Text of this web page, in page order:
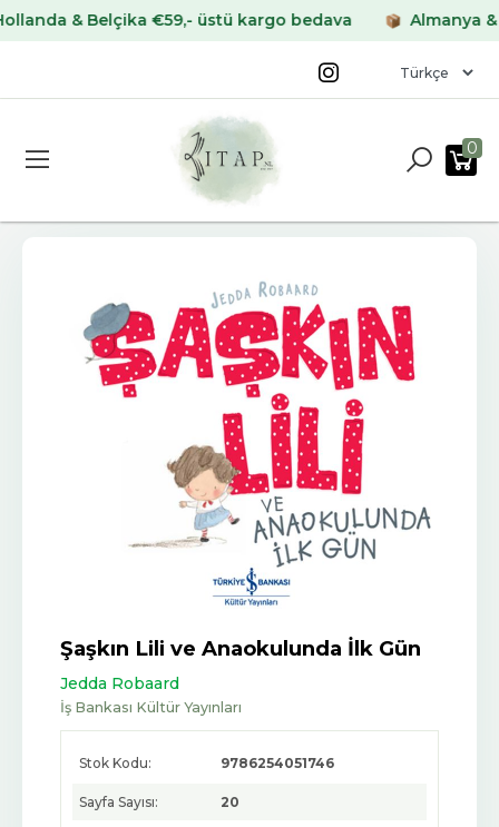
& Belçika €59,- üstü kargo bedava Almanya &
0
Şaşkın Lili ve Anaokulunda İlk Gün
Jedda Robaard
İş Bankası Kültür Yayınları
Stok Kodu: 9786254051746
Sayfa Sayısı: 20